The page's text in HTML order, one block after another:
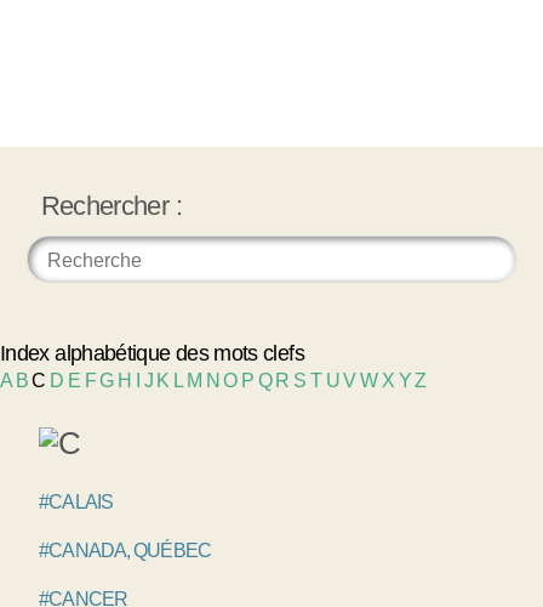
Rechercher :
Index alphabétique des mots clefs
A BC D E FG H J K L M NO P Q R S T UVW X YZ
#CALAIS
#CANADA, QUÉBEC
#CANCER